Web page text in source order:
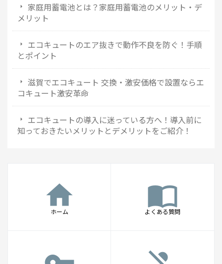
家庭用蓄電池とは？家庭用蓄電池のメリット・デ
メリット
エコキュートのエア抜きで動作不良を防ぐ！手順
とポイント
滋賀でエコキュート 交換・激安価格で設置ならエ
コキュート激安革命
エコキュートの導入に迷っている方へ！導入前に
知っておきたいメリットとデメリットをご紹介！
home
ホーム
import_contacts
よくある質問